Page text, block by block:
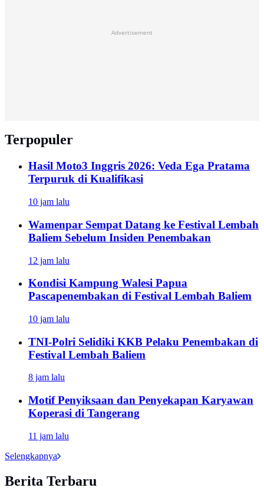
Advertisement
Terpopuler
Hasil Moto3 Inggris 2026: Veda Ega Pratama
Terpuruk di Kualifikasi
10 jam lalu
Wamenpar Sempat Datang ke Festival Lembah
Baliem Sebelum Insiden Penembakan
12 jam lalu
Kondisi Kampung Walesi Papua
Pascapenembakan di Festival Lembah Baliem
10 jam lalu
TNI-Polri Selidiki KKB Pelaku Penembakan di
Festival Lembah Baliem
8 jam lalu
Motif Penyiksaan dan Penyekapan Karyawan
Koperasi di Tangerang
11 jam lalu
Selengkapnya
Berita Terbaru